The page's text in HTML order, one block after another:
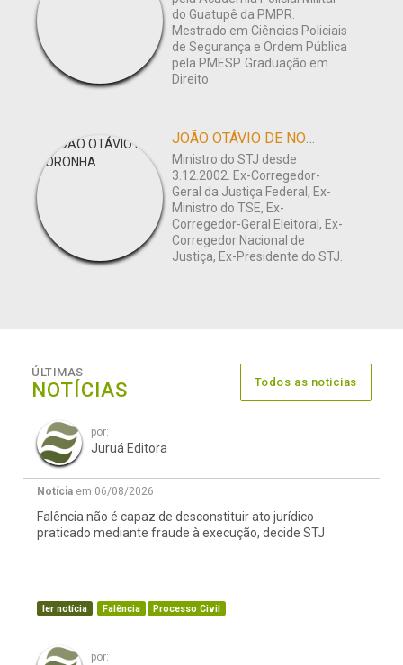
do Guatupê da PMPR.
Mestrado em Ciências Policiais
de Segurança e Ordem Pública
pela PMESP. Graduação em
Direito.
JOÃO OTÁVIO DE NORONHA
Ministro do STJ desde
3.12.2002. Ex-Corregedor-
Geral da Justiça Federal, Ex-
Ministro do TSE, Ex-
Corregedor-Geral Eleitoral, Ex-
Corregedor Nacional de
Justiça, Ex-Presidente do STJ.
ÚLTIMAS
NOTÍCIAS Todos as noticias
por:
Juruá Editora
Notícia em 06/08/2026
Falência não é capaz de desconstituir ato jurídico
praticado mediante fraude à execução, decide STJ
ler notícia Falência Processo Civil
por: